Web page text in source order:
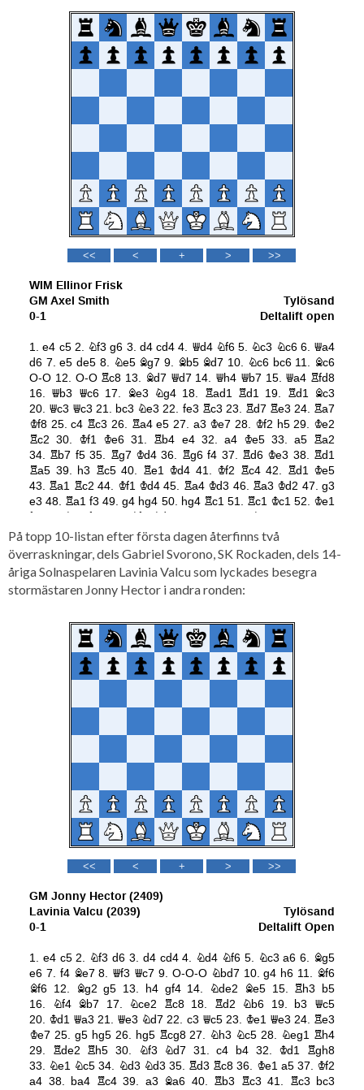
På topp 10-listan efter första dagen återfinns två
överraskningar, dels Gabriel Svorono, SK Rockaden, dels 14-
åriga Solnaspelaren Lavinia Valcu som lyckades besegra
stormästaren Jonny Hector i andra ronden: